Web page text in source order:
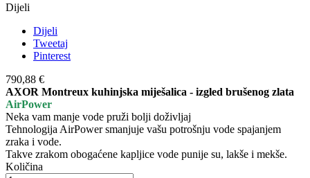
Dijeli
Dijeli
Tweetaj
Pinterest
790,88 €
AXOR Montreux kuhinjska miješalica - izgled brušenog zlata
AirPower
Neka vam manje vode pruži bolji doživljaj
Tehnologija AirPower smanjuje vašu potrošnju vode spajanjem
zraka i vode.
Takve zrakom obogaćene kapljice vode punije su, lakše i mekše.
Količina